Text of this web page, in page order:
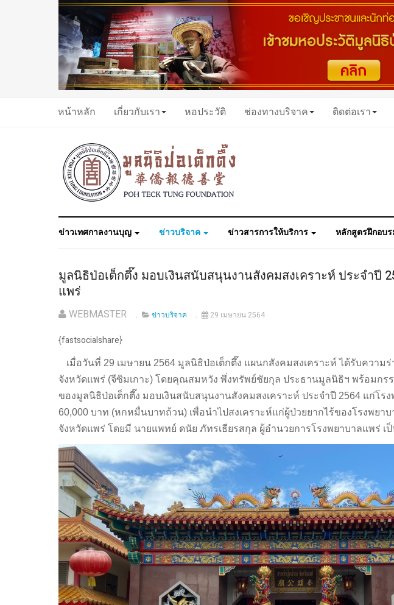
หน้าหลัก เกี่ยวกับเรา หอประวัติ ช่องทางบริจาค ติดต่อเรา
ข่าวเทศกาลงานบุญ ข่าวบริจาค ข่าวสารการให้บริการ หลักสูตรฝึกอบ
มูลนิธิป่อเต็กตึ๊ง มอบเงินสนับสนุนงานสังคมสงเคราะห์ ประจำปี
แพร่
WEBMASTER ข่าวบริจาค 29 เมษายน 2564
{fastsocialshare}
เมื่อวันที่ 29 เมษายน 2564 มูลนิธิป่อเต็กตึ๊ง แผนกสังคมสงเคราะห์ ได้รับความ
จังหวัดแพร่ (จีซิมเกาะ) โดยคุณสมหวัง พึ่งทรัพย์ชัยกุล ประธานมูลนิธิฯ พร้อมกร
ของมูลนิธิป่อเต็กตึ๊ง มอบเงินสนับสนุนงานสังคมสงเคราะห์ ประจำปี 2564 แก่โร
60,000 บาท (หกหมื่นบาทถ้วน) เพื่อนำไปสงเคราะห์แก่ผู้ป่วยยากไร้ของโรงพยาบ
จังหวัดแพร่ โดยมี นายแพทย์ ดนัย ภัทรเธียรสกุล ผู้อำนวยการโรงพยาบาลแพร่ เ